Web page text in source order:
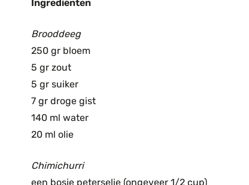
Ingrediënten
Brooddeeg
250 gr bloem
5 gr zout
5 gr suiker
7 gr droge gist
140 ml water
20 ml olie
Chimichurri
een bosje peterselie (ongeveer 1/2 cup)